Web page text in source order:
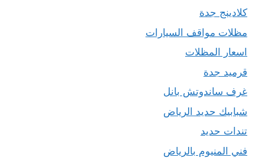
كلادينج جدة
مظلات مواقف السيارات
اسعار المظلات
قرميد جدة
غرف ساندوتش بانل
شبابيك حديد الرياض
تندات حديد
فني المنيوم بالرياض